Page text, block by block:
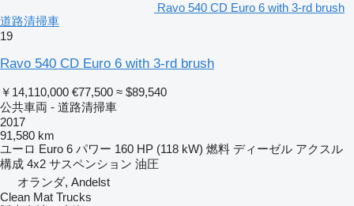
Ravo 540 CD Euro 6 with 3-rd brush
道路清掃車
19
Ravo 540 CD Euro 6 with 3-rd brush
￥14,110,000 €77,500 ≈ $89,540
公共車両 - 道路清掃車
2017
91,580 km
ユーロ Euro 6 パワー 160 HP (118 kW) 燃料 ディーゼル アクスル
構成 4x2 サスペンション 油圧
オランダ, Andelst
Clean Mat Trucks